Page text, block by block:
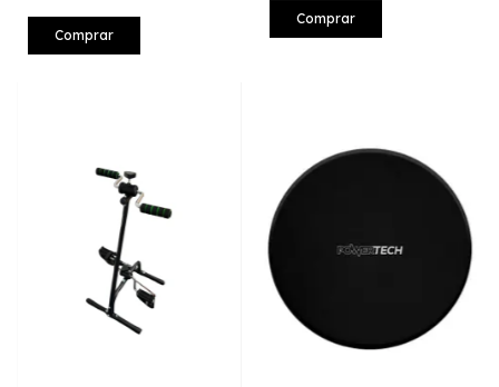
Comprar
Comprar